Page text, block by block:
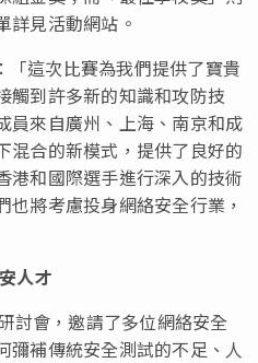
詳見活動網站。
「這次比賽為我們提供了寶貴
觸到許多新的知識和攻防技
員來自廣州、上海、南京和成
混合的新模式，提供了良好的
港和國際選手進行深入的技術
將考慮投身網絡安全行業，
人才
討會，邀請了多位網絡安全
彌補傳統安全測試的不足、人